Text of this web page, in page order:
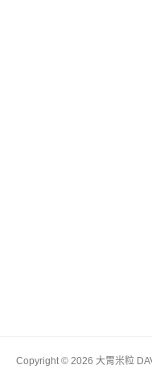
Copyright © 2026 大胃米粒